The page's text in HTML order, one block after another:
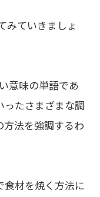
みていきましょ
意味の単語であ
ったさまざまな調
法を強調するわ
材を焼く方法に